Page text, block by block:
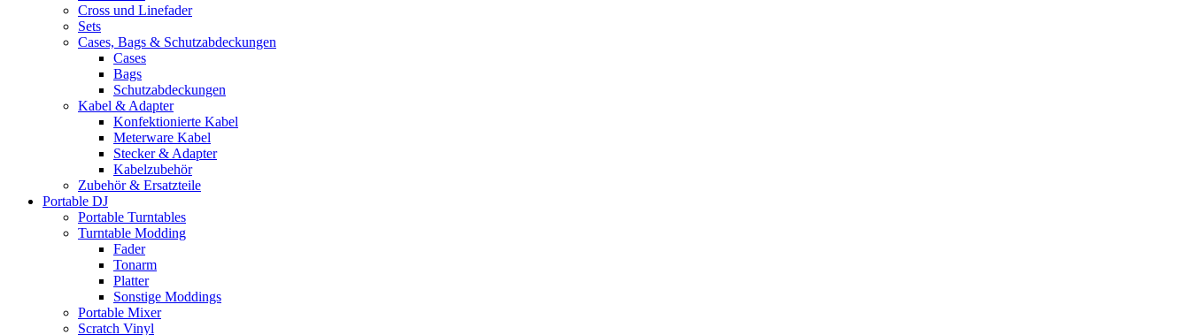
Cross und Linefader
Sets
Cases, Bags & Schutzabdeckungen
Cases
Bags
Schutzabdeckungen
Kabel & Adapter
Konfektionierte Kabel
Meterware Kabel
Stecker & Adapter
Kabelzubehör
Zubehör & Ersatzteile
Portable DJ
Portable Turntables
Turntable Modding
Fader
Tonarm
Platter
Sonstige Moddings
Portable Mixer
Scratch Vinyl